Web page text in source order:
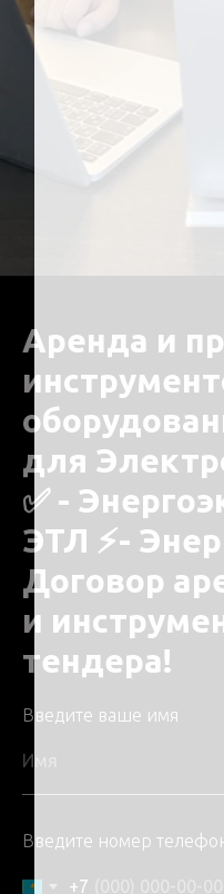
Аренда и
для
✅ -
ЭТЛ ⚡-
Договор
и
тендера!
Введите ваше имя
Введите номер
+7